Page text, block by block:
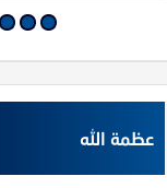
عظمة الله